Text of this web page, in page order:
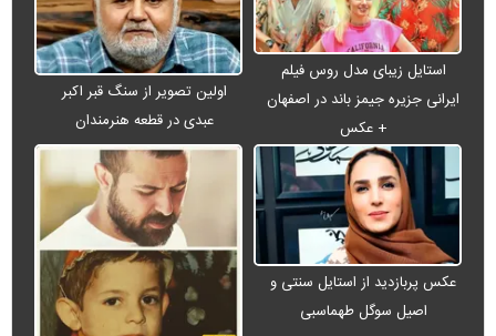
استایل زیبای مدل روس فیلم
ایرانی جزیره جیمز باند در اصفهان
+ عکس
اولین تصویر از سنگ قبر اکبر
عبدی در قطعه هنرمندان
عکس پربازدید از استایل سنتی و
اصیل سوگل طهماسبی